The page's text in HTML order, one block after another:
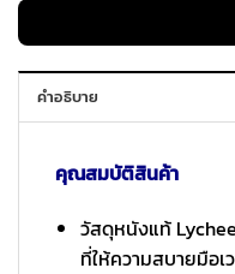
คำอธิบาย
คุณสมบัติสินค้า
วัสดุหนังแท้
ที่ให้ความสบายมือเ